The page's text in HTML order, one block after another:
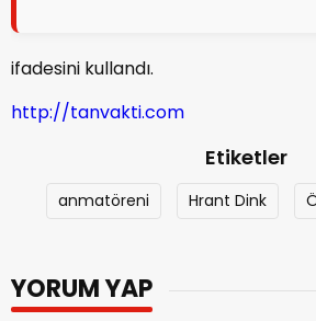
ifadesini kullandı.
http://tanvakti.com
Etiketler
anmatöreni Hrant Dink
YORUM YAP